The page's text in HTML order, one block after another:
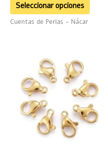
Seleccionar opciones
página
Cuentas de Perlas - Nácar